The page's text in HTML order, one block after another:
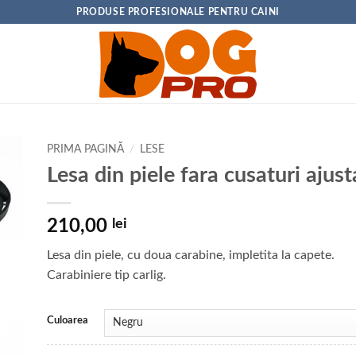
PRODUSE PROFESIONALE PENTRU CAINI
PRIMA PAGINĂ / LESE
Lesa din piele fara cusaturi
210,00 lei
Lesa din piele, cu doua carabine, impletita la capete.
Carabiniere tip carlig.
Culoarea